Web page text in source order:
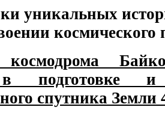
уникальных
космического
космодрома
подготовке и
спутника Земли